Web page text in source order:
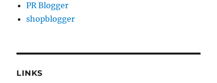
PR Blogger
shopblogger
LINKS